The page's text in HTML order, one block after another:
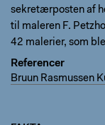
sekretærposten af
til maleren F.
42 malerier, som
Referencer
Bruun Rasmussen